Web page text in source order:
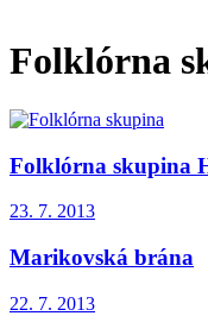
Folklórna
Folklórna skupina
23. 7. 2013
Marikovská brána
22. 7. 2013